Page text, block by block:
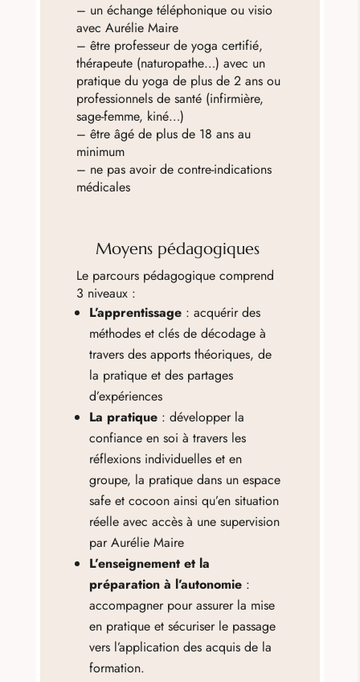
– un échange téléphonique ou visio
avec Aurélie Maire
– être professeur de yoga certifié,
thérapeute (naturopathe…) avec un
pratique du yoga de plus de 2 ans ou
professionnels de santé (infirmière,
sage-femme, kiné…)
– être âgé de plus de 18 ans au
minimum
– ne pas avoir de contre-indications
médicales
Moyens pédagogiques
Le parcours pédagogique comprend
3 niveaux :
L’apprentissage: acquérir des
méthodes et clés de décodage à
travers des apports théoriques, de
la pratique et des partages
d’expériences
La pratique: développer la
confiance en soi à travers les
réflexions individuelles et en
groupe, la pratique dans un espace
safe et cocoon ainsi qu’en situation
réelle avec accès à une supervision
par Aurélie Maire
L’enseignement et la
préparation à l’autonomie:
accompagner pour assurer la mise
en pratique et sécuriser le passage
vers l’application des acquis de la
formation.